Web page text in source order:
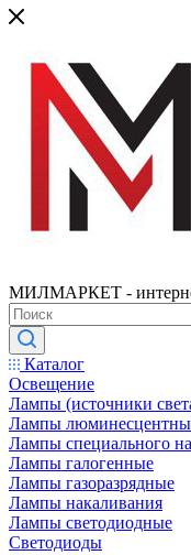
МИЛМАРКЕТ -
Каталог
Освещение
Лампы (источники
Лампы
Лампы специального
Лампы галогенные
Лампы газоразрядные
Лампы накаливания
Лампы светодиодные
Светодиоды